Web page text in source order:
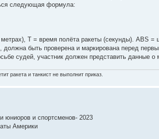
следующая формула:
T = время полёта ракеты (секунды). ABS =
быть проверена и маркирована перед
судей, участник должен представить данные о
ракета и танкист не выполнит приказ.
юниоров и спортсменов- 2023
Америки